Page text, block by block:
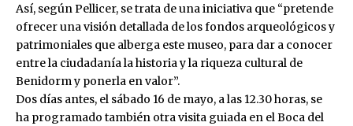
Así, según Pellicer, se trata de una iniciativa que “pretende
ofrecer una visión detallada de los fondos arqueológicos y
patrimoniales que alberga este museo, para dar a conocer
entre la ciudadanía la historia y la riqueza cultural de
Benidorm y ponerla en valor”.
Dos días antes, el sábado 16 de mayo, a las 12.30 horas, se
ha programado también otra visita guiada en el Boca del